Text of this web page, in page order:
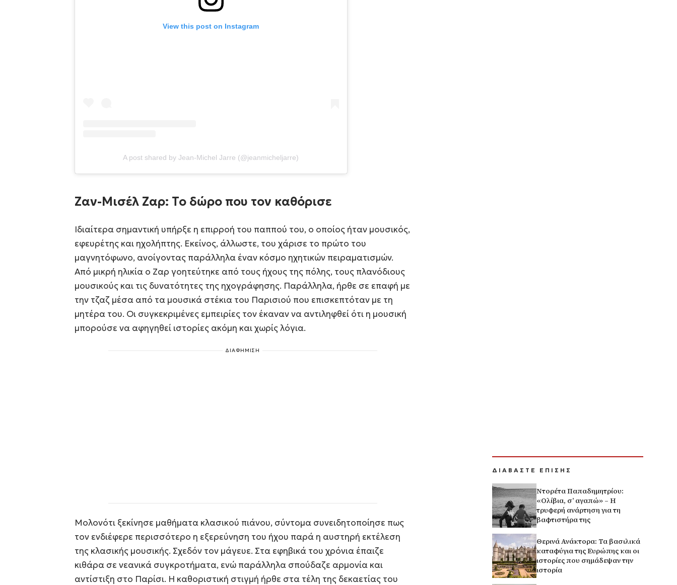
View this post on Instagram
A post shared by Jean-Michel Jarre (@jeanmicheljarre)
Ζαν-Μισέλ Ζαρ: Το δώρο που τον καθόρισε
Ιδιαίτερα σημαντική υπήρξε η επιρροή του παππού του, ο οποίος ήταν μουσικός,
εφευρέτης και ηχολήπτης. Εκείνος, άλλωστε, του χάρισε το πρώτο του
μαγνητόφωνο, ανοίγοντας παράλληλα έναν κόσμο ηχητικών πειραματισμών.
Από μικρή ηλικία ο Ζαρ γοητεύτηκε από τους ήχους της πόλης, τους πλανόδιους
μουσικούς και τις δυνατότητες της ηχογράφησης. Παράλληλα, ήρθε σε επαφή με
την τζαζ μέσα από τα μουσικά στέκια του Παρισιού που επισκεπτόταν με τη
μητέρα του. Οι συγκεκριμένες εμπειρίες τον έκαναν να αντιληφθεί ότι η μουσική
μπορούσε να αφηγηθεί ιστορίες ακόμη και χωρίς λόγια.
ΔΙΑΦΗΜΙΣΗ
Μολονότι ξεκίνησε μαθήματα κλασικού πιάνου, σύντομα συνειδητοποίησε πως
τον ενδιέφερε περισσότερο η εξερεύνηση του ήχου παρά η αυστηρή εκτέλεση
της κλασικής μουσικής. Σχεδόν τον μάγευε. Στα εφηβικά του χρόνια έπαιζε
κιθάρα σε νεανικά συγκροτήματα, ενώ παράλληλα σπούδαζε αρμονία και
αντίστιξη στο Παρίσι. Η καθοριστική στιγμή ήρθε στα τέλη της δεκαετίας του
ΔΙΑΒΑΣΤΕ ΕΠΙΣΗΣ
Ντορέτα Παπαδημητρίου:
«Ολίβια, σ’ αγαπώ» – Η
τρυφερή ανάρτηση για τη
βαφτιστήρα της
Θερινά Ανάκτορα: Τα βασιλικά
καταφύγια της Ευρώπης και οι
ιστορίες που σημάδεψαν την
ιστορία